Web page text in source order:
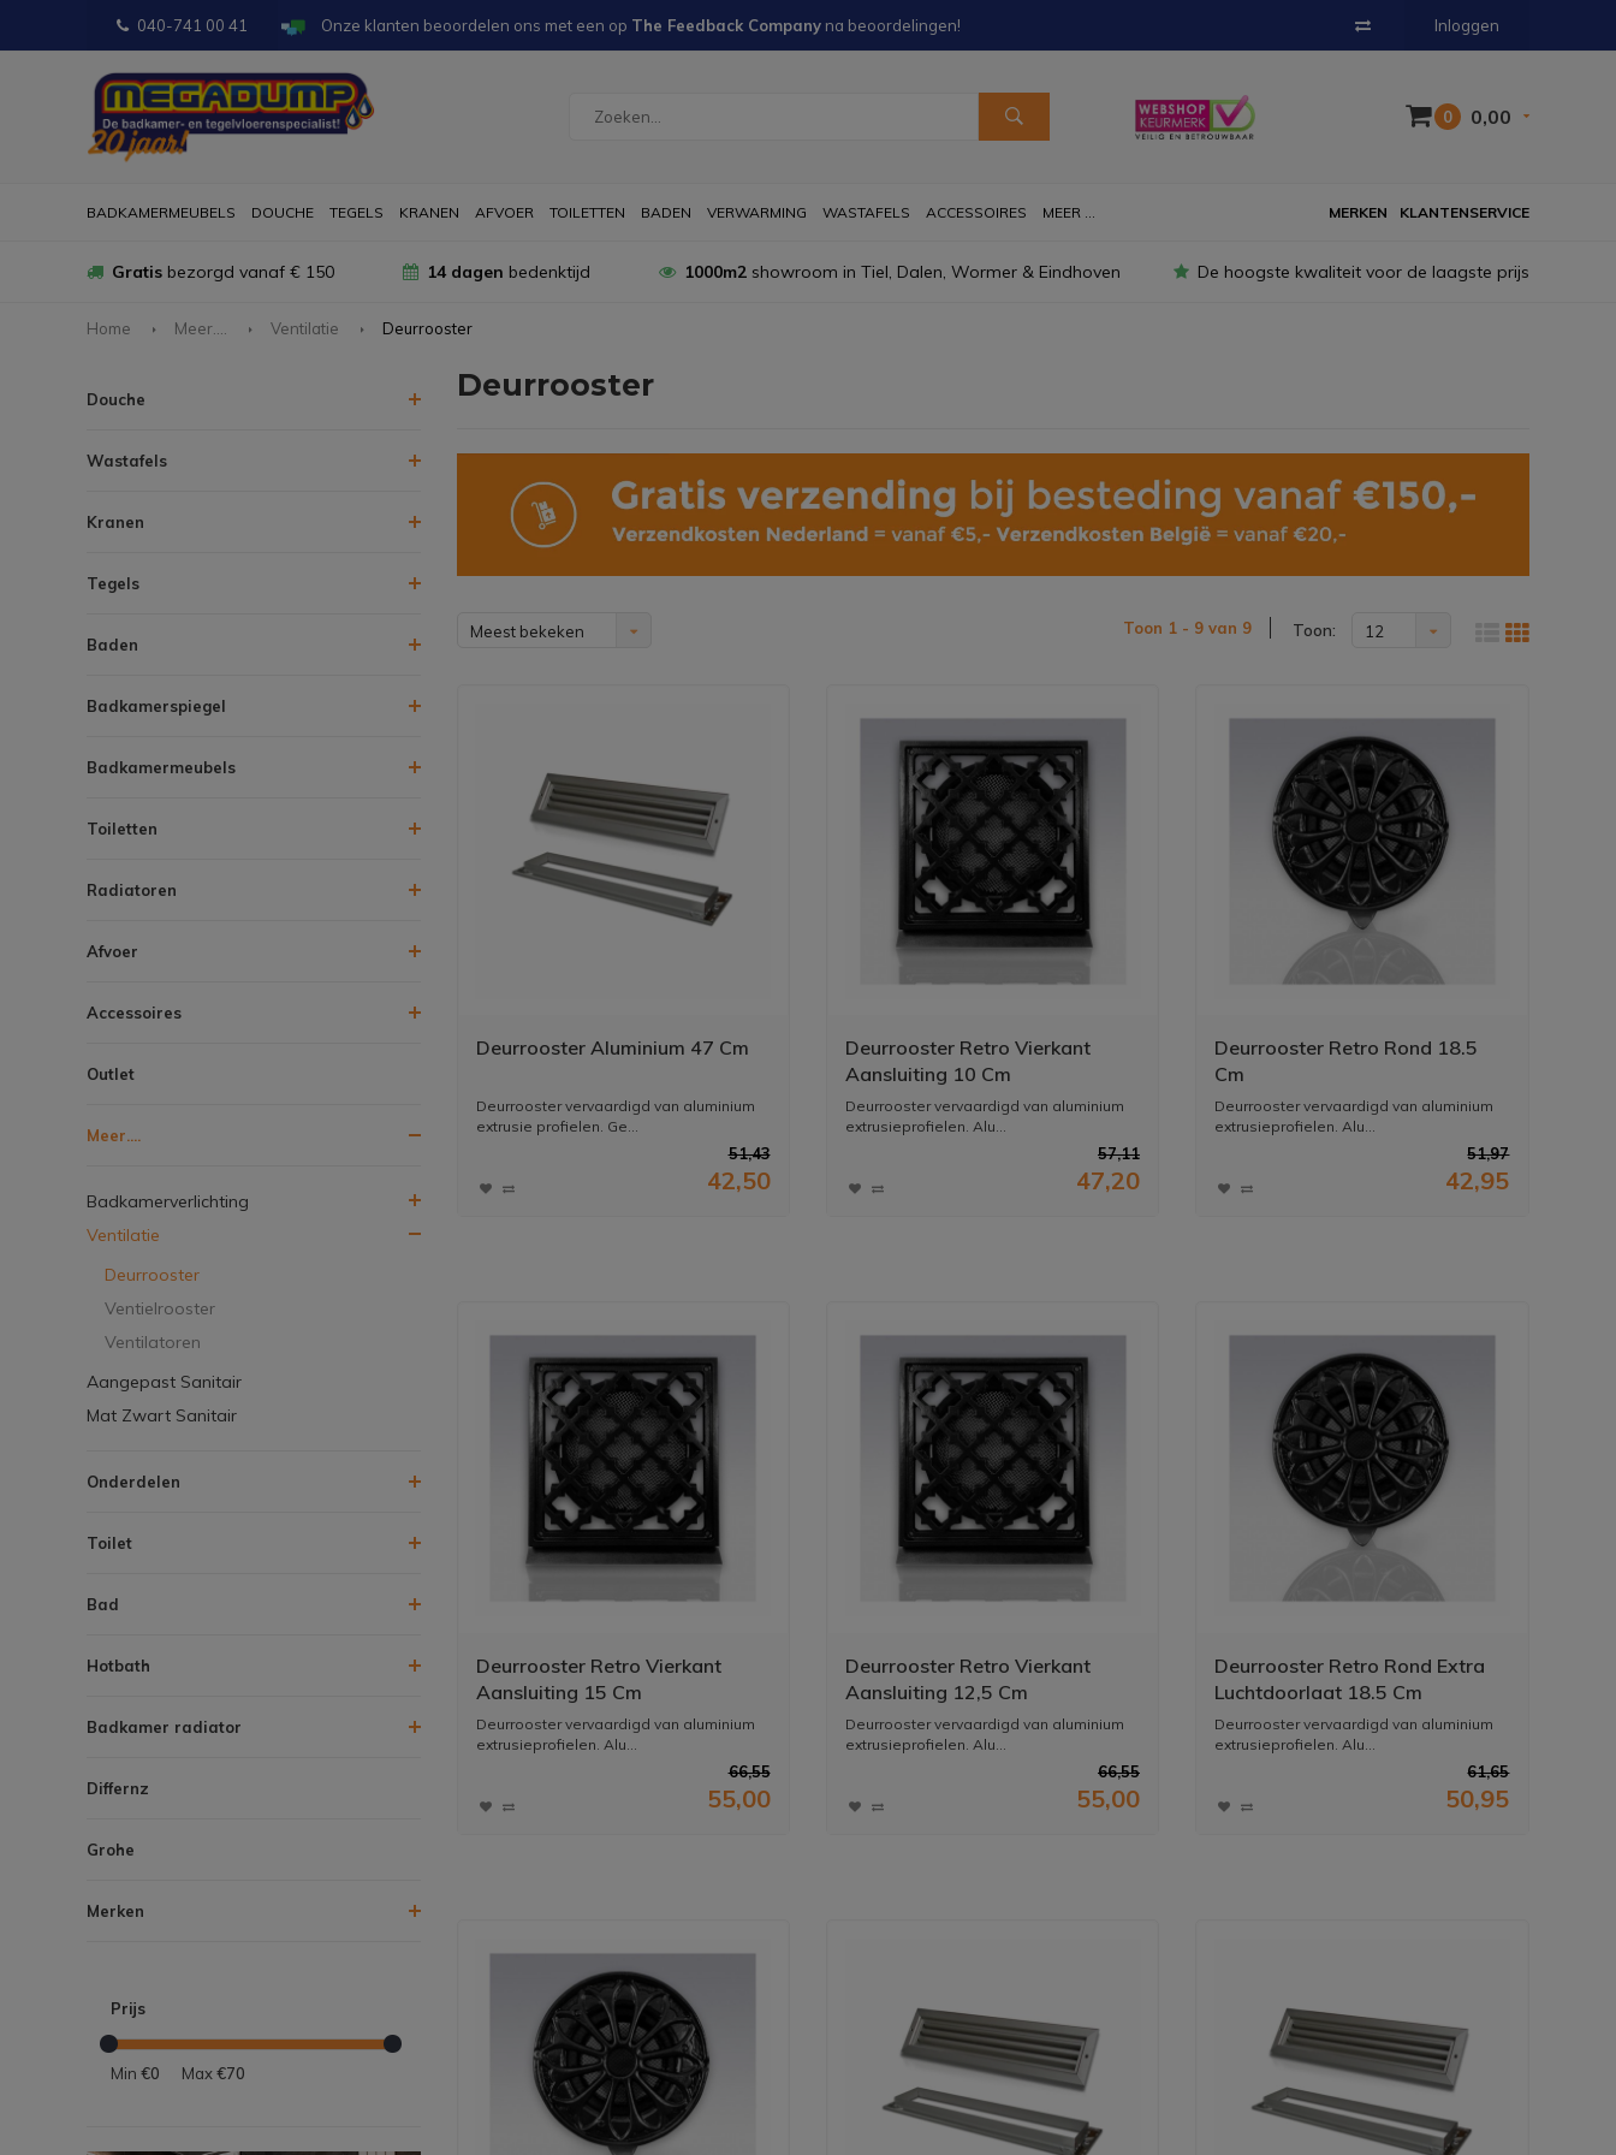
040-741 00 41 Onze klanten beoordelen ons met een op The Feedback Company na beoordelingen! Inloggen
0 0,00
BADKAMERMEUBELS DOUCHE TEGELS KRANEN AFVOER TOILETTEN BADEN VERWARMING WASTAFELS ACCESSOIRES MEER ... KLANTENSERVICE
MERKEN
Gratis bezorgd vanaf € 150 14 dagen bedenktijd 1000m2showroom in Tiel, Dalen, Wormer & Eindhoven De hoogste kwaliteit voor de laagste prijs
Home Meer.... Ventilatie Deurrooster
Douche
Wastafels
Kranen
Tegels
Baden
Badkamerspiegel
Badkamermeubels
Toiletten
Radiatoren
Afvoer
Accessoires
Outlet
Meer....
Badkamerverlichting
Ventilatie
Deurrooster
Ventielrooster
Ventilatoren
Aangepast Sanitair
Mat Zwart Sanitair
Onderdelen
Toilet
Bad
Hotbath
Badkamer radiator
Differnz
Grohe
Merken
Prijs
Min €0 Max€70
Deurrooster
Meest bekeken Toon 1 - 9 van 9 Toon: 12
Deurrooster Aluminium 47 Cm
Deurrooster vervaardigd van aluminium
extrusie profielen. Ge...
51,43
42,50
Deurrooster Retro Vierkant
Aansluiting 10 Cm
Deurrooster vervaardigd van aluminium
extrusieprofielen. Alu...
57,11
47,20
Deurrooster Retro Rond 18.5
Cm
Deurrooster vervaardigd van aluminium
extrusieprofielen. Alu...
51,97
42,95
Deurrooster Retro Vierkant
Aansluiting 15 Cm
Deurrooster vervaardigd van aluminium
extrusieprofielen. Alu...
66,55
55,00
Deurrooster Retro Vierkant
Aansluiting 12,5 Cm
Deurrooster vervaardigd van aluminium
extrusieprofielen. Alu...
66,55
55,00
Deurrooster Retro Rond Extra
Luchtdoorlaat 18.5 Cm
Deurrooster vervaardigd van aluminium
extrusieprofielen. Alu...
61,65
50,95